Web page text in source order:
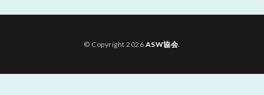
© Copyright 2026 ASW協会